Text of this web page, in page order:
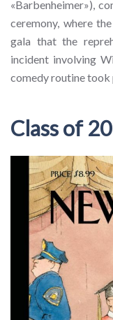
«Barbenheimer»),
ceremony, where
gala that the
incident involving
comedy routine took
Class of